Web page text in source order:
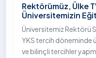
Rektörümüz, Ülke
Üniversitemizin
Sunduğu Nitelikli
Üniversitemiz Rektörü
YKS tercih döneminde
ve bilinçli tercihler